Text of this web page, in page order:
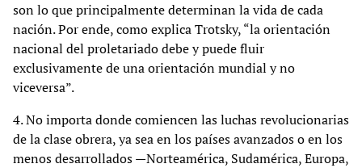
son lo que principalmente determinan la vida de cada
nación. Por ende, como explica Trotsky, “la orientación
nacional del proletariado debe y puede fluir
exclusivamente de una orientación mundial y no
viceversa”.
4. No importa donde comiencen las luchas revolucionarias
de la clase obrera, ya sea en los países avanzados o en los
menos desarrollados —Norteamérica, Sudamérica, Europa,